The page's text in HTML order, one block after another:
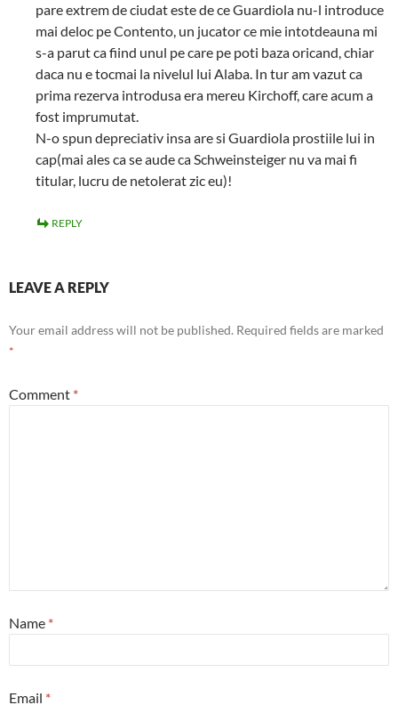
pare extrem de ciudat este de ce Guardiola nu-l introduce
mai deloc pe Contento, un jucator ce mie intotdeauna mi
s-a parut ca fiind unul pe care pe poti baza oricand, chiar
daca nu e tocmai la nivelul lui Alaba. In tur am vazut ca
prima rezerva introdusa era mereu Kirchoff, care acum a
fost imprumutat.
N-o spun depreciativ insa are si Guardiola prostiile lui in
cap(mai ales ca se aude ca Schweinsteiger nu va mai fi
titular, lucru de netolerat zic eu)!
REPLY
LEAVE A REPLY
Your email address will not be published. Required fields are marked
*
Comment *
Name *
Email *